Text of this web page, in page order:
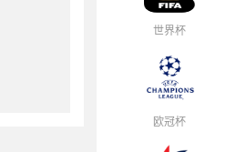
世界杯
欧冠杯